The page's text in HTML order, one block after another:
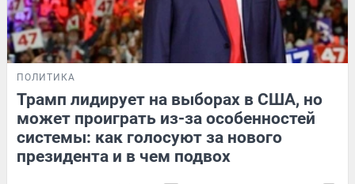
ПОЛИТИКА
Трамп лидирует на выборах в США, но
может проиграть из-за особенностей
системы: как голосуют за нового
президента и в чем подвох